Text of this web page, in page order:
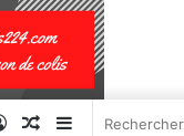
Sidebar
Article
Connexion